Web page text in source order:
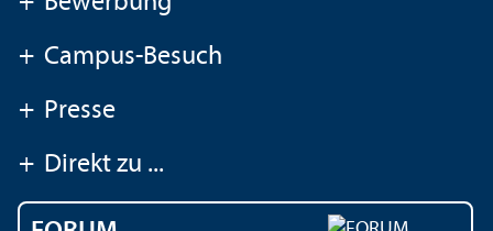
+ Campus-Besuch
+ Presse
+ Direkt zu ...